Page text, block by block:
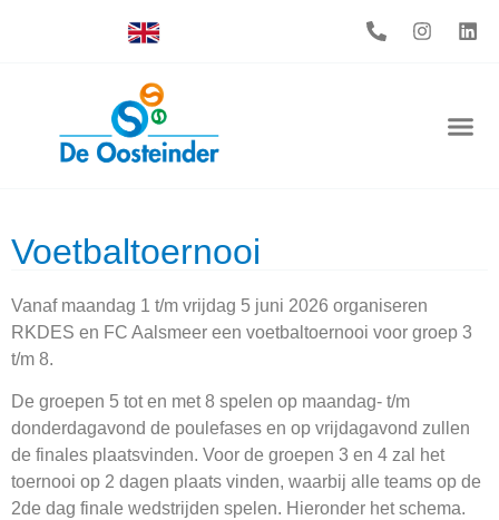
Voetbaltoernooi
Vanaf maandag 1 t/m vrijdag 5 juni 2026 organiseren
RKDES en FC Aalsmeer een voetbaltoernooi voor groep 3
t/m 8.
De groepen 5 tot en met 8 spelen op maandag- t/m
donderdagavond de poulefases en op vrijdagavond zullen
de finales plaatsvinden. Voor de groepen 3 en 4 zal het
toernooi op 2 dagen plaats vinden, waarbij alle teams op de
2de dag finale wedstrijden spelen. Hieronder het schema.